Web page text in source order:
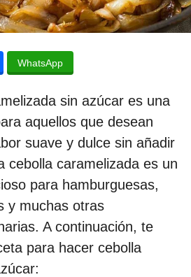
u
b
i
WhatsApp
sin azúcar es una
aquellos que desean
suave y dulce sin añadir
cebolla caramelizada es un
para hamburguesas,
y muchas otras
A continuación, te
para hacer cebolla